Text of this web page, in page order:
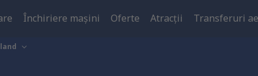
Închiriere mașini Oferte Atracţii Transferuri